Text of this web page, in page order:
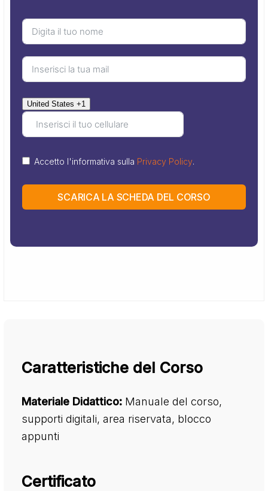
United States +1
Accetto l'informativa sulla Privacy Policy.
SCARICA LA SCHEDA DEL CORSO
Caratteristiche del Corso
Materiale Didattico: Manuale del corso,
supporti digitali, area riservata, blocco
appunti
Certificato